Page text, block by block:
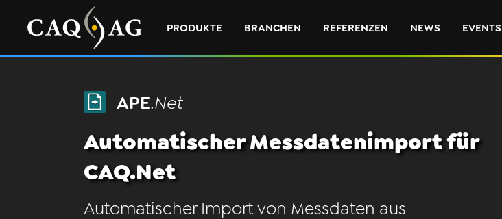
PRODUKTE BRANCHEN REFERENZEN NEWS EVENTS
APE.Net
Automatischer Messdatenimport für
CAQ.Net
Automatischer Import von Messdaten aus